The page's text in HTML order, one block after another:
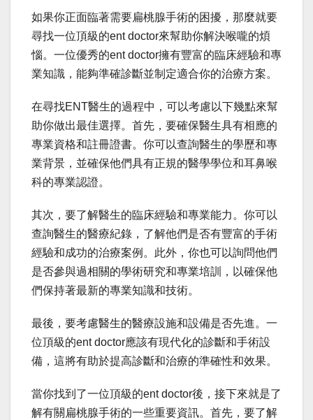
如果你正面臨著需要扁桃腺手術的困擾，那麼就要
尋找一位頂級的ent doctor來幫助你解決喉嚨的煩
惱。一位優秀的ent doctor擁有豐富的臨床經驗和專
業知識，能夠準確診斷並制定適合你的治療方案。
在尋找ENT醫生的過程中，可以考慮以下幾點來幫
助你做出最佳選擇。首先，要確保醫生具有相應的
專業資格和註冊證書。你可以查詢醫生的學歷和專
業背景，並確保他們具有正規的醫學學位和耳鼻喉
科的專業認證。
其次，要了解醫生的臨床經驗和專業能力。你可以
查詢醫生的醫療紀錄，了解他們是否有豐富的手術
經驗和成功的治療案例。此外，你也可以詢問他們
是否參與過相關的學術研究和專業培訓，以確保他
們保持著最新的專業知識和技術。
最後，要考慮醫生的醫療設施和設備是否先進。一
位頂級的ent doctor應該有現代化的診斷和手術設
備，這將有助於提高診斷和治療的準確性和效果。
當你找到了一位頂級的ent doctor後，接下來就是了
解有關扁桃腺手術的一些重要資訊。首先，要了解